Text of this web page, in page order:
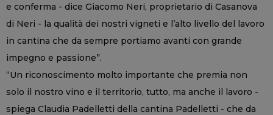
e conferma - dice Giacomo Neri, proprietario di Casanova
di Neri - la qualità dei nostri vigneti e l’alto livello del lavoro
in cantina che da sempre portiamo avanti con grande
impegno e passione”.
“Un riconoscimento molto importante che premia non
solo il nostro vino e il territorio, tutto, ma anche il lavoro -
spiega Claudia Padelletti della cantina Padelletti - che da